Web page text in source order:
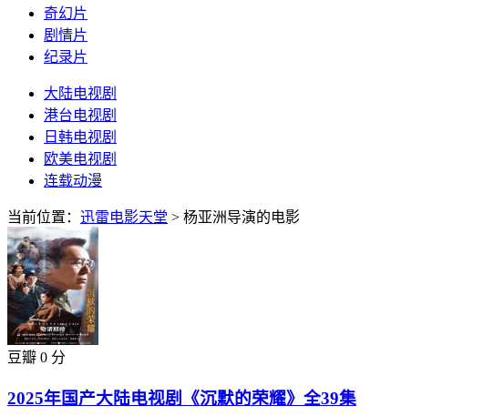
奇幻片
剧情片
纪录片
大陆电视剧
港台电视剧
日韩电视剧
欧美电视剧
连载动漫
当前位置： 迅雷电影天堂 > 杨亚洲导演的电影
豆瓣 0 分
2025年国产大陆电视剧《沉默的荣耀》全39集